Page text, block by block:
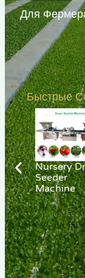
Для
Быстрые
Nursery
Seeder
Machine